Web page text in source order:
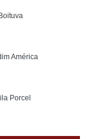
América
Porcel